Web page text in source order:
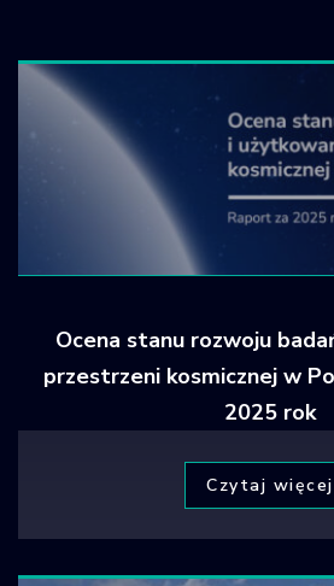
Obiektów
Kosmicznych
Ocena stanu rozwoju
przestrzeni kosmicznej w
2025 rok
Czytaj więcej